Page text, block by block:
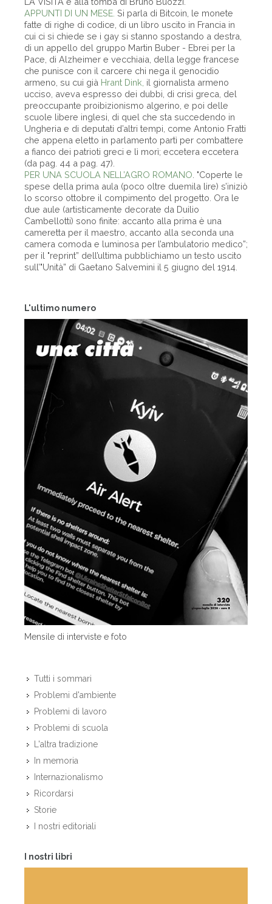
L'ultimo numero
Mensile di interviste e foto
Tutti i sommari
Problemi d'ambiente
Problemi di lavoro
Problemi di scuola
L'altra tradizione
In memoria
Internazionalismo
Ricordarsi
Storie
I nostri editoriali
I nostri libri
APPUNTI DI UN MESE. Si parla di Bitcoin, le monete
fatte di righe di codice, di un libro uscito in Francia in
cui ci si chiede se i gay si stanno spostando a destra,
di un appello del gruppo Martin Buber - Ebrei per la
Pace, di Alzheimer e vecchiaia, della legge francese
che punisce con il carcere chi nega il genocidio
armeno, su cui già Hrant Dink, il giornalista armeno
ucciso, aveva espresso dei dubbi, di crisi greca, del
preoccupante proibizionismo algerino, e poi delle
scuole libere inglesi, di quel che sta succedendo in
Ungheria e di deputati d’altri tempi, come Antonio Fratti
che appena eletto in parlamento partì per combattere
a fianco dei patrioti greci e lì morì; eccetera eccetera
(da pag. 44 a pag. 47).
PER UNA SCUOLA NELL’AGRO ROMANO . "Coperte le
spese della prima aula (poco oltre duemila lire) s’iniziò
lo scorso ottobre il compimento del progetto. Ora le
due aule (artisticamente decorate da Duilio
Cambellotti) sono finite: accanto alla prima è una
cameretta per il maestro, accanto alla seconda una
camera comoda e luminosa per l’ambulatorio medico”;
per il "reprint” dell’ultima pubblichiamo un testo uscito
sull’"Unità” di Gaetano Salvemini il 5 giugno del 1914.